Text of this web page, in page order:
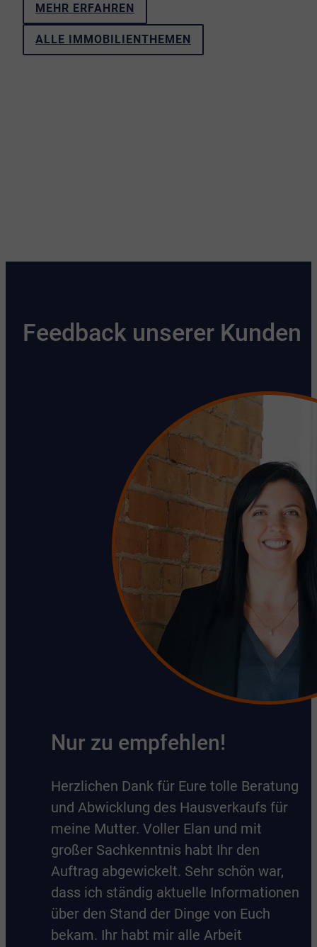
MEHR ERFAHREN
ALLE IMMOBILIENTHEMEN
Feedback unserer Kunden
Nur zu empfehlen!
Herzlichen Dank für Eure tolle Beratung
und Abwicklung des Hausverkaufs für
meine Mutter. Voller Elan und mit
großer Sachkenntnis habt Ihr den
Auftrag abgewickelt. Sehr schön war,
dass ich ständig aktuelle Informationen
über den Stand der Dinge von Euch
bekam. Ihr habt mir alle Arbeit